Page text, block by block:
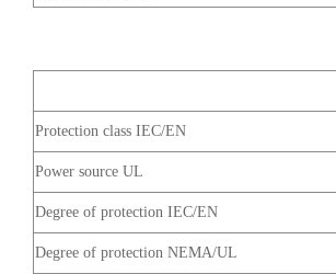
Protection class IEC/EN
Power source UL
Degree of protection IEC/EN
Degree of protection NEMA/UL